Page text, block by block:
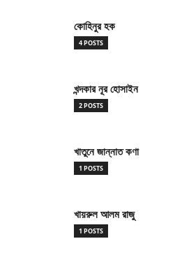
কোহিনুর হক
4 POSTS
খন্দকার নূর হোসাইন
2 POSTS
খাতুনে জান্নাত কণা
1 POSTS
খায়রুল আলম রাজু
1 POSTS